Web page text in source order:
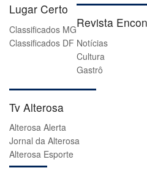
Lugar Certo
Classificados MG
Classificados DF
Revista
Notícias
Cultura
Gastrô
Tv Alterosa
Alterosa Alerta
Jornal da Alterosa
Alterosa Esporte